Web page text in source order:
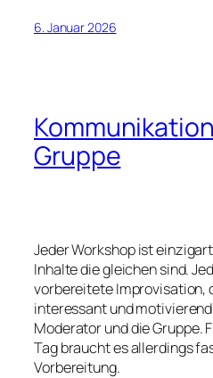
6. Januar 2026
Gruppe
Jeder Workshop ist
Inhalte die gleichen sind.
vorbereitete Improvisation,
interessant und
Moderator und die Gruppe.
Tag braucht es allerdings
Vorbereitung.